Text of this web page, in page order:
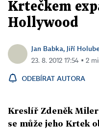
Krtečkem
Hollywood
Jan Babka, Jiří
23. 8. 2012 17:54 ▪ 2
ODEBÍRAT AUTORA
Kreslíř Zdeněk
se může jeho Krtek